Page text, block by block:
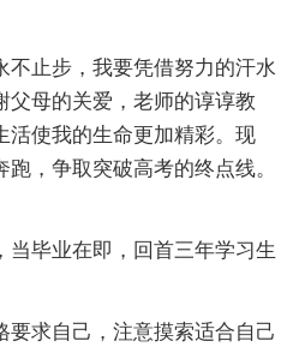
不止步，我要凭借努力的汗水
父母的关爱，老师的谆谆教
使我的生命更加精彩。现
，争取突破高考的终点线。
当毕业在即，回首三年学习生
要求自己，注意摸索适合自己